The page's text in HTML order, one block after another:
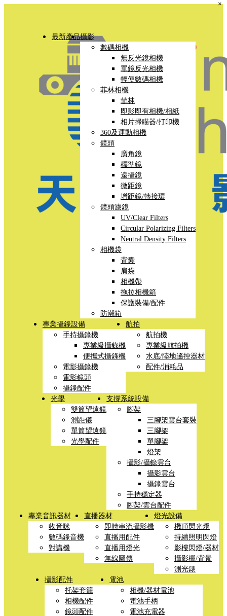
最新產品攝影
數碼相機
無反光鏡相機
單鏡反光相機
輕便數碼相機
菲林相機
菲林
即影即有相機/相紙
相片掃瞄器/打印機
360及運動相機
鏡頭
廣角鏡
標準鏡
遠攝鏡
微距鏡
增距鏡/轉接環
鏡頭濾鏡
UV/Clear Filters
Circular Polarizing Filters
Neutral Density Filters
相機袋
背囊
肩袋
相機帶
拖拉相機箱
保護裝備/配件
防潮箱
專業攝錄設備
手持攝錄機
專業級攝錄機
便攜式攝錄機
電影攝錄機
電影鏡頭
攝錄配件
航拍
航拍機
專業級航拍機
水底/陸地遙控器材
配件/消耗品
光學
雙筒望遠鏡
測距儀
單筒望遠鏡
光學配件
支撐系統設備
腳架
三腳架雲台套裝
三腳架
單腳架
燈架
攝影/攝錄雲台
攝影雲台
攝錄雲台
手持穩定器
腳架/雲台配件
專業音訊器材
收音咪
數碼錄音機
對講機
直播器材
即時串流攝影機
直播用配件
直播用燈光
無線圖傳
燈光設備
機頂閃光燈
持續照明閃燈
影樓閃燈/器材
攝影棚/背景
測光錶
攝影配件
托架套籠
相機配件
鏡頭配件
電池
相機/器材電池
電池手柄
電池充電器
×